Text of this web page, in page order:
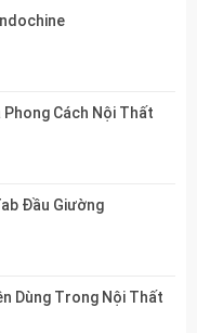
Phong Cách Nội Thất
Đầu Giường
Dùng Trong Nội Thất